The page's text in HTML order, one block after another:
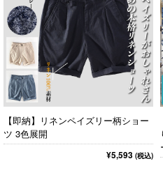
【即納】リネンペイズリー柄ショー
ツ 3色展開
¥5,593 (税込)